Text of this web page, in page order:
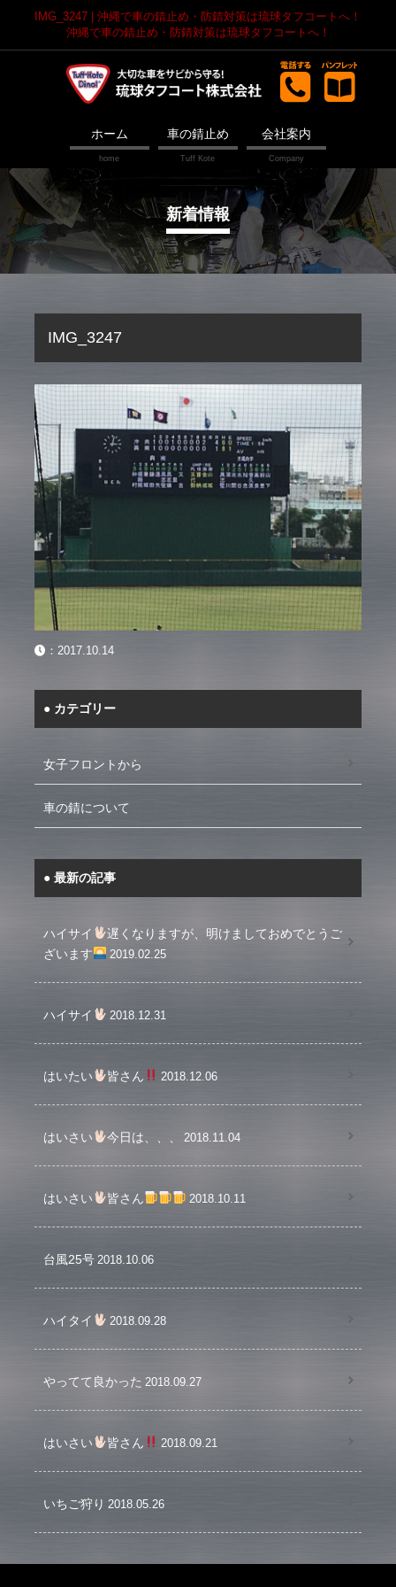
IMG_3247 | 沖縄で車の錆止め・防錆対策は琉球タフコートへ！
沖縄で車の錆止め・防錆対策は琉球タフコートへ！
ホーム 車の錆止め 会社案内
新着情報
IMG_3247
： 2017.10.14
カテゴリー
女子フロントから
車の錆について
最新の記事
ハイサイ
遅くなりますが、明けましておめでとうご
ざいます
2019.02.25
ハイサイ 2018.12.31
はいたい 皆さん 2018.12.06
はいさい 今日は、、、 2018.11.04
はいさい 皆さん 2018.10.11
台風25号 2018.10.06
ハイタイ 2018.09.28
やってて良かった 2018.09.27
はいさい 皆さん 2018.09.21
いちご狩り 2018.05.26